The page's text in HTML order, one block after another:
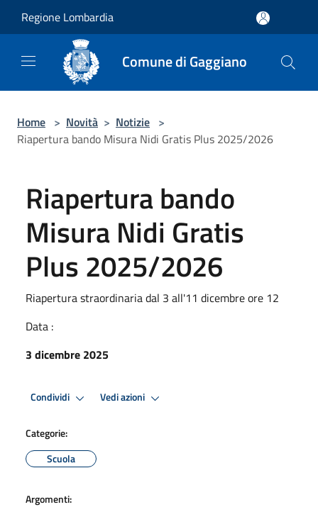
Regione Lombardia
Comune di Gaggiano
Home > Novità > Notizie >
Riapertura bando Misura Nidi Gratis Plus 2025/2026
Riapertura bando
Misura Nidi Gratis
Plus 2025/2026
Riapertura straordinaria dal 3 all'11 dicembre ore 12
Data :
3 dicembre 2025
Condividi Vedi azioni
Categorie:
Scuola
Argomenti: